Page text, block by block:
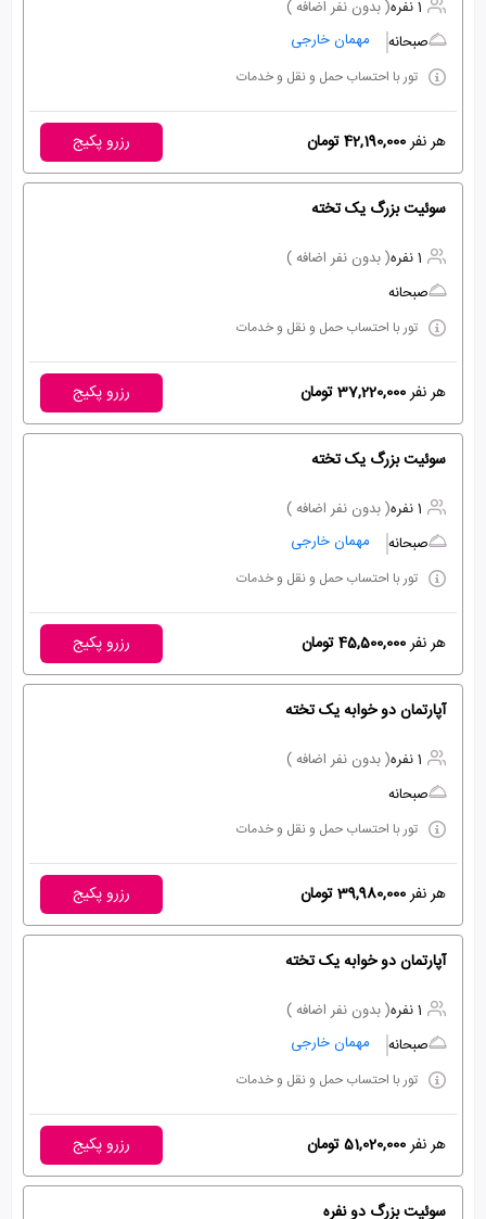
1 نفره
( بدون نفر اضافه )
صبحانه
مهمان خارجی
تور با احتساب حمل و نقل و خدمات
هر نفر42,190,000 تومان رزرو پکیج
سوئیت بزرگ یک تخته
1 نفره
( بدون نفر اضافه )
صبحانه
تور با احتساب حمل و نقل و خدمات
هر نفر37,220,000 تومان رزرو پکیج
سوئیت بزرگ یک تخته
1 نفره
( بدون نفر اضافه )
صبحانه
مهمان خارجی
تور با احتساب حمل و نقل و خدمات
هر نفر45,500,000 تومان رزرو پکیج
آپارتمان دو خوابه یک تخته
1 نفره
( بدون نفر اضافه )
صبحانه
تور با احتساب حمل و نقل و خدمات
هر نفر39,980,000 تومان رزرو پکیج
آپارتمان دو خوابه یک تخته
1 نفره
( بدون نفر اضافه )
صبحانه
مهمان خارجی
تور با احتساب حمل و نقل و خدمات
هر نفر51,020,000 تومان رزرو پکیج
سوئیت بزرگ دو نفره